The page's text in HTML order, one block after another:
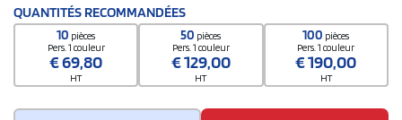
QUANTITÉS RECOMMANDÉES
10 pièces
Pers. 1 couleur
€69,80
HT
50 pièces
Pers. 1 couleur
€129,00
HT
100 pièces
Pers. 1 couleur
€190,00
HT